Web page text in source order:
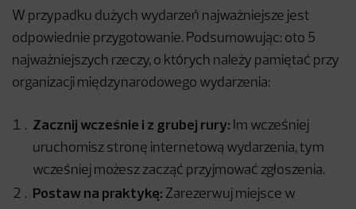
W przypadku dużych wydarzeń najważniejsze jest
odpowiednie przygotowanie. Podsumowując: oto 5
najważniejszych rzeczy, o których należy pamiętać przy
organizacji międzynarodowego wydarzenia:
Zacznij wcześnie i z grubej rury: Im wcześniej
uruchomisz stronę internetową wydarzenia, tym
wcześniej możesz zacząć przyjmować zgłoszenia.
Postaw na praktykę: Zarezerwuj miejsce w